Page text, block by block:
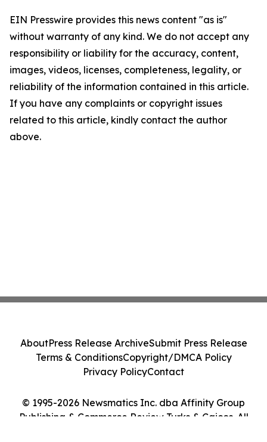
EIN Presswire provides this news content "as is"
without warranty of any kind. We do not accept any
responsibility or liability for the accuracy, content,
images, videos, licenses, completeness, legality, or
reliability of the information contained in this article.
If you have any complaints or copyright issues
related to this article, kindly contact the author
above.
© 1995-2026 Newsmatics Inc. dba Affinity Group
Publishing & Commerce Review Turks & Caicos. All
AboutPress Release ArchiveSubmit Press Release
Terms & ConditionsCopyright/DMCA Policy
Privacy PolicyContact